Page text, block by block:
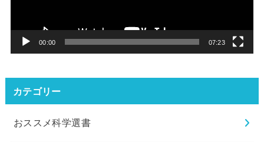
00:00 07:23
カテゴリー
おススメ科学選書